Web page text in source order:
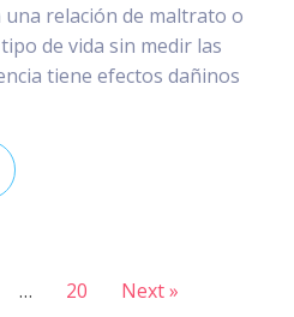
relación de maltrato o
de vida sin medir las
tiene efectos dañinos
… 20 Next »